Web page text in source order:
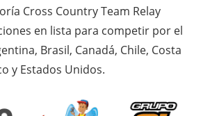
Cross Country Team Relay
en lista para competir por el
Brasil, Canadá, Chile, Costa
y Estados Unidos.